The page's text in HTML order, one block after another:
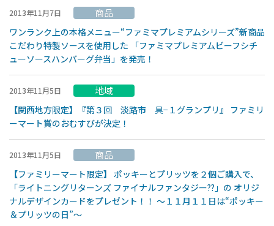
2013年11月7日 商品
ワンランク上の本格メニュー“ファミマプレミアムシリーズ”新商品
こだわり特製ソースを使用した 「ファミマプレミアムビーフシチ
ューソースハンバーグ弁当」を発売！
2013年11月5日 地域
【関西地方限定】『第３回 淡路市 具−１グランプリ』 ファミリ
ーマート賞のおむすびが決定！
2013年11月5日 商品
【ファミリーマート限定】 ポッキーとプリッツを２個ご購入で、
「ライトニングリターンズ ファイナルファンタジー??」の オリジ
ナルデザインカードをプレゼント！！ 〜１１月１１日は“ポッキー
＆プリッツの日”〜